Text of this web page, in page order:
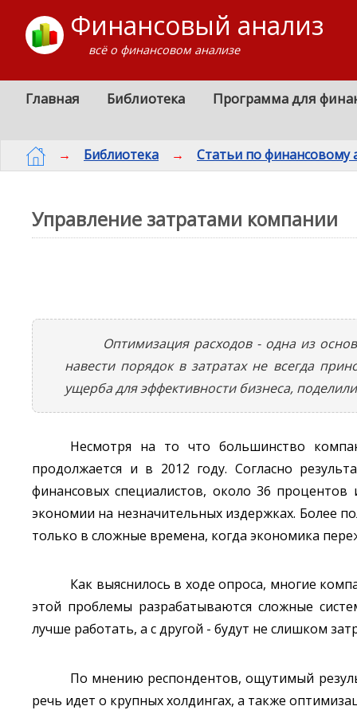
Финансовый анализ
всё о финансовом анализе
Главная Библиотека Программа для
→ Библиотека → Статьи по финансовому
Управление затратами компании
Оптимизация расходов - одна из
навести порядок в затратах не всегда
ущерба для эффективности бизнеса,
Несмотря на то что большинство
продолжается и в 2012 году. Согласно
финансовых специалистов, около 36
экономии на незначительных издержках. Более
только в сложные времена, когда экономика
Как выяснилось в ходе опроса, многие
этой проблемы разрабатываются сложные
лучше работать, а с другой - будут не слишком
По мнению респондентов, ощутимый
речь идет о крупных холдингах, а также